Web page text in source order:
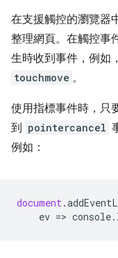
在支援觸控的瀏覽器
整理網頁。在觸控事
生時收到事件，例如
touchmove 。
使用指標事件時，只
到 pointercancel
例如：
document.
ev => console.